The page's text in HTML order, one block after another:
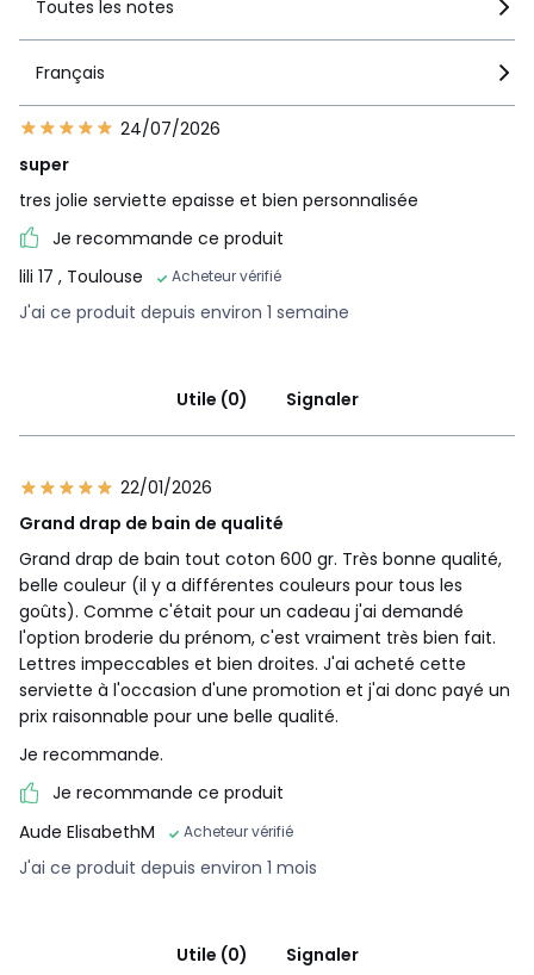
Toutes les notes
Français
24/07/2026
super
tres jolie serviette epaisse et bien personnalisée
Je recommande ce produit
lili 17 , Toulouse Acheteur vérifié
J'ai ce produit depuis environ 1 semaine
Utile (0) Signaler
22/01/2026
Grand drap de bain de qualité
Grand drap de bain tout coton 600 gr. Très bonne qualité,
belle couleur (il y a différentes couleurs pour tous les
goûts). Comme c'était pour un cadeau j'ai demandé
l'option broderie du prénom, c'est vraiment très bien fait.
Lettres impeccables et bien droites. J'ai acheté cette
serviette à l'occasion d'une promotion et j'ai donc payé un
prix raisonnable pour une belle qualité.
Je recommande.
Je recommande ce produit
Aude ElisabethM
Acheteur vérifié
J'ai ce produit depuis environ 1 mois
Utile (0) Signaler